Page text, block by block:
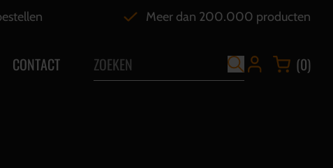
Meer dan 200.000 producten
CONTACT (0)